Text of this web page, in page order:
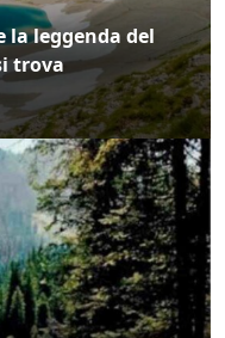
la leggenda del
trova